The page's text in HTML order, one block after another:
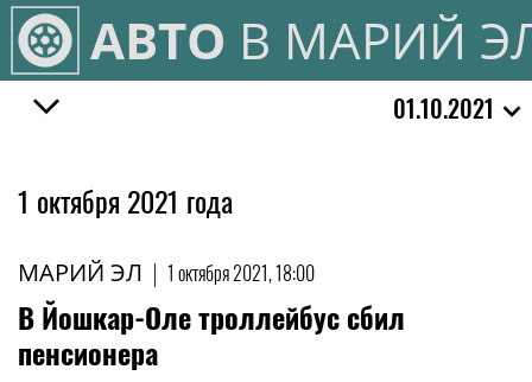
АВТО В МАРИЙ
01.10.2021
1 октября 2021 года
МАРИЙ ЭЛ | 1 октября 2021, 18:00
В Йошкар-Оле троллейбус сбил
пенсионера